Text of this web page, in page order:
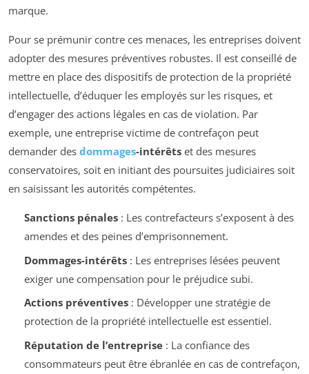
marque.
Pour se prémunir contre ces menaces, les entreprises doivent
adopter des mesures préventives robustes. Il est conseillé de
mettre en place des dispositifs de protection de la propriété
intellectuelle, d’éduquer les employés sur les risques, et
d’engager des actions légales en cas de violation. Par
exemple, une entreprise victime de contrefaçon peut
demander des dommages-intérêts et des mesures
conservatoires, soit en initiant des poursuites judiciaires soit
en saisissant les autorités compétentes.
Sanctions pénales: Les contrefacteurs s’exposent à des
amendes et des peines d’emprisonnement.
Dommages-intérêts: Les entreprises lésées peuvent
exiger une compensation pour le préjudice subi.
Actions préventives: Développer une stratégie de
protection de la propriété intellectuelle est essentiel.
Réputation de l’entreprise: La confiance des
consommateurs peut être ébranlée en cas de contrefaçon,